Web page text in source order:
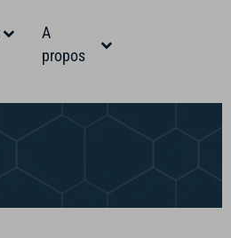
A
propos